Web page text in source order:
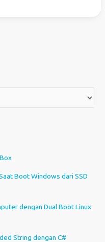
Boot Windows dari SSD
dengan Dual Boot Linux
String dengan C#